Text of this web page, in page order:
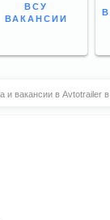
ВСУ
ВАКАНСИИ
и вакансии в Avtotrailer